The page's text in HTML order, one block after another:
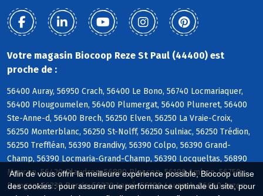
Afin de vous offrir la meilleure expérience possible, Biocoop utilise
des cookies : pour assurer une performance optimale du site, pour
Votre magasin Biocoop Reze St Paul (44400) est
proche de :
56400 Auray, 56950 Crach, 56400 Le Bono, 56740 Locmariaquer,
56400 Plougoumelen, 56400 Plumergat, 56400 Pluneret, 56400
Ste-Anne-d, 56400 Brech, 56250 Elven, 56250 La Vraie-Croix,
56250 Monterblanc, 56250 St-Nolff, 56250 Sulniac, 56250 Trédion,
56250 Treffléan, 56390 Brandivy, 56390 Colpo, 56390 Grand-
Champ, 56390 Locmaria-Grand-Champ, 56390 Locqueltas, 56890
Meucon, 56420 Plaudren, 56890 Plescop, 56190 Ambon, 56750
Damgan, 56230 Berric, 56230 Larré, 56190 Lauzach, 56640 Arzon